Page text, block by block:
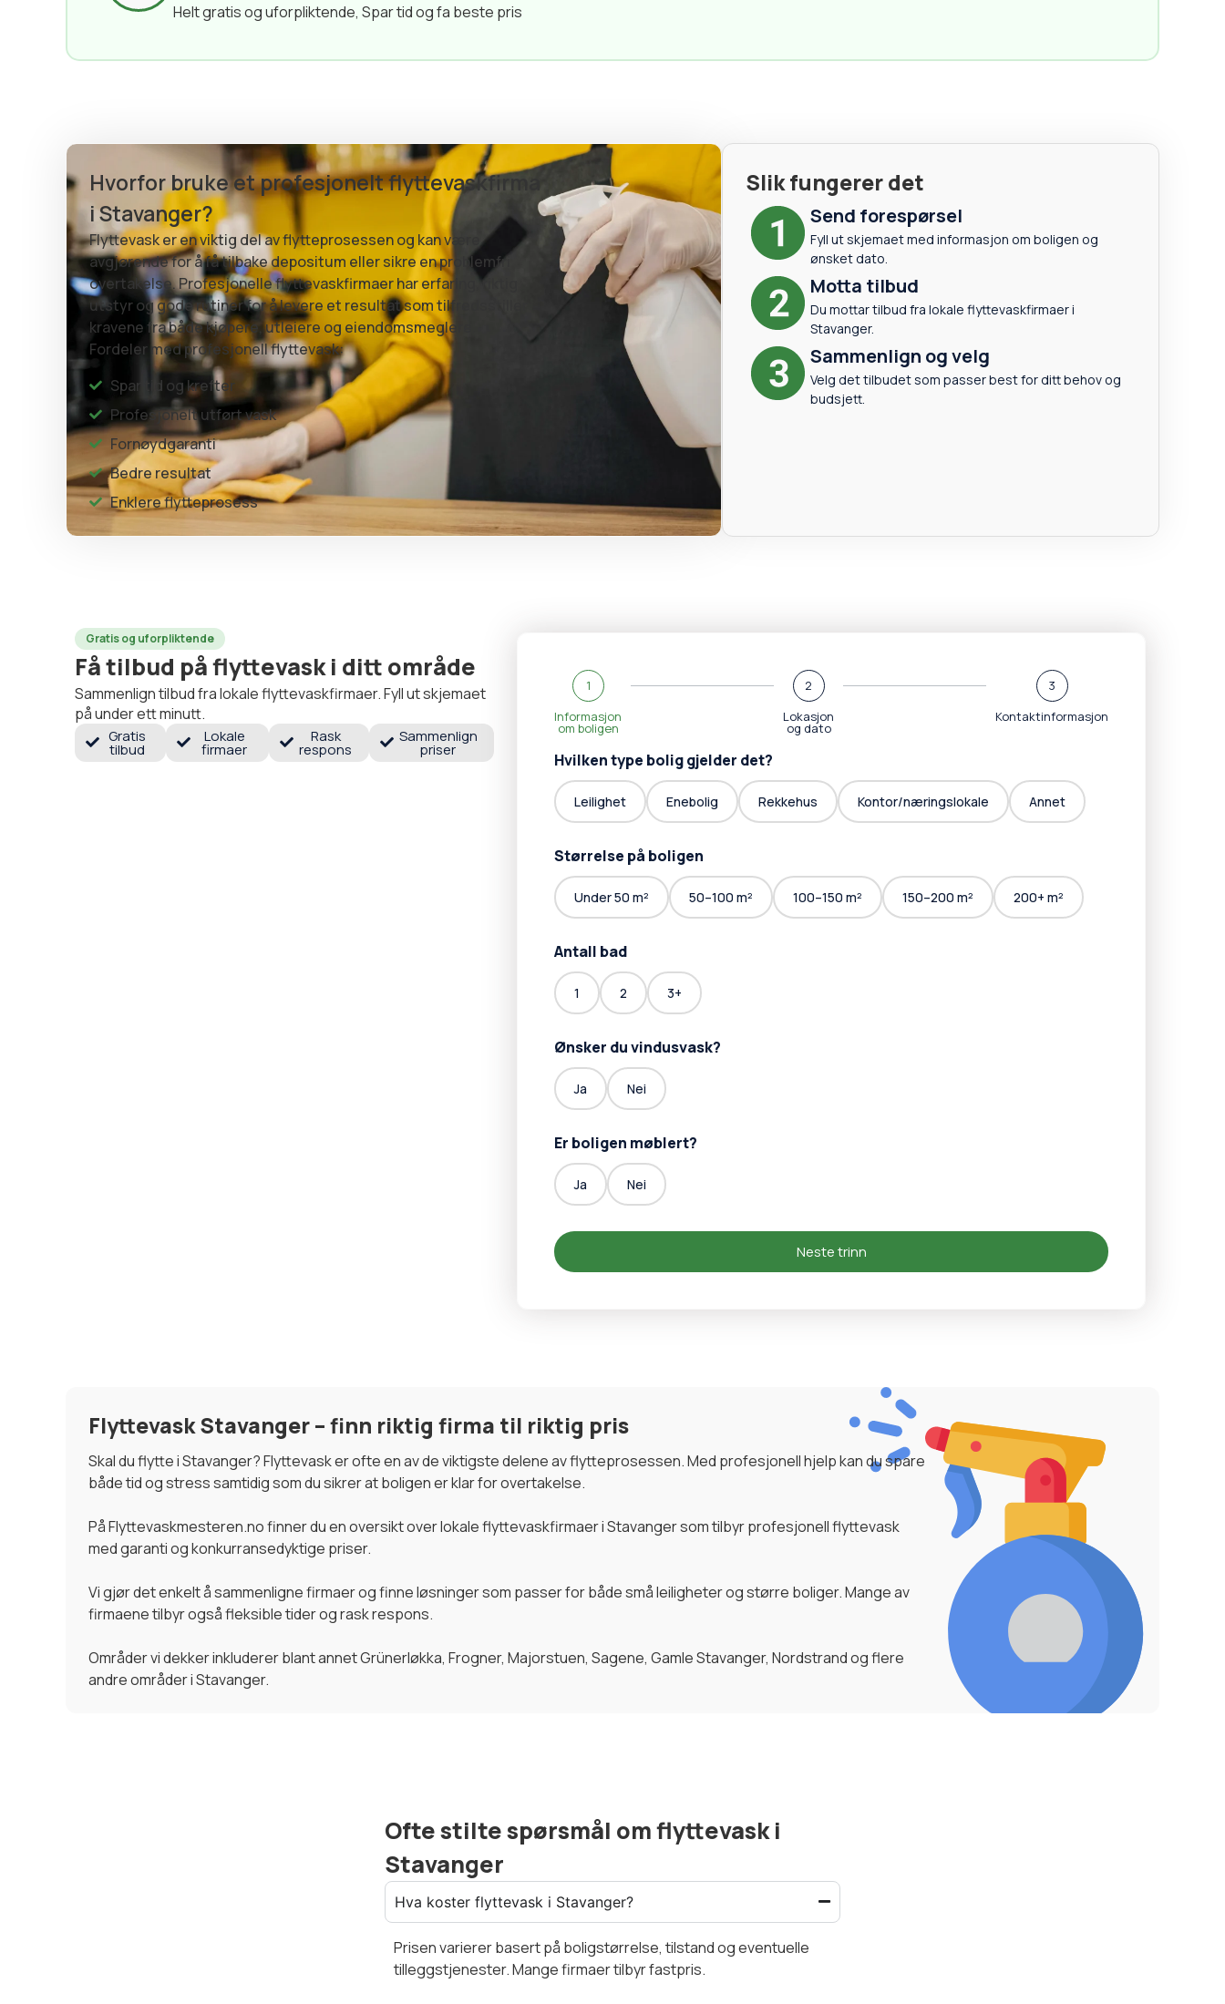
Helt gratis og uforpliktende, Spar tid og fa beste pris
Hvorfor bruke et profesjonelt flyttevaskfirma
i Stavanger?
Flyttevask er en viktig del av flytteprosessen og kan være
avgjørende for å få tilbake depositum eller sikre en problemfri
overtakelse. Profesjonelle flyttevaskfirmaer har erfaring, riktig
utstyr og gode rutiner for å levere et resultat som tilfredsstiller
kravene fra både kjøpere, utleiere og eiendomsmeglere.
Fordeler med profesjonell flyttevask:
Spar tid og krefter
Profesjonelt utført vask
Fornøydgaranti
Bedre resultat
Enklere flytteprosess
Slik fungerer det
Send forespørsel
Fyll ut skjemaet med informasjon om boligen og
ønsket dato.
Motta tilbud
Du mottar tilbud fra lokale flyttevaskfirmaer i
Stavanger.
Sammenlign og velg
Velg det tilbudet som passer best for ditt behov og
budsjett.
Gratis og uforpliktende
Få tilbud på flyttevask i ditt område
Sammenlign tilbud fra lokale flyttevaskfirmaer. Fyll ut skjemaet
på under ett minutt.
Gratis
tilbud
Lokale
firmaer
Rask
respons
Sammenlign
priser
1
Informasjon
om boligen
2
Lokasjon
og dato
3
Kontaktinformasjon
Hvilken type bolig gjelder det?
Leilighet Enebolig Rekkehus Kontor/næringslokale Annet
Størrelse på boligen
Under 50 m² 50–100 m² 100–150 m² 150–200 m² 200+ m²
Antall bad
1 2 3+
Ønsker du vindusvask?
Ja Nei
Er boligen møblert?
Ja Nei
Neste trinn
Flyttevask Stavanger – finn riktig firma til riktig pris
Skal du flytte i Stavanger? Flyttevask er ofte en av de viktigste delene av flytteprosessen. Med profesjonell hjelp kan du spare
både tid og stress samtidig som du sikrer at boligen er klar for overtakelse.
På Flyttevaskmesteren.no finner du en oversikt over lokale flyttevaskfirmaer i Stavanger som tilbyr profesjonell flyttevask
med garanti og konkurransedyktige priser.
Vi gjør det enkelt å sammenligne firmaer og finne løsninger som passer for både små leiligheter og større boliger. Mange av
firmaene tilbyr også fleksible tider og rask respons.
Områder vi dekker inkluderer blant annet Grünerløkka, Frogner, Majorstuen, Sagene, Gamle Stavanger, Nordstrand og flere
andre områder i Stavanger.
Ofte stilte spørsmål om flyttevask i
Stavanger
Hva koster flyttevask i Stavanger?
Prisen varierer basert på boligstørrelse, tilstand og eventuelle
tilleggstjenester. Mange firmaer tilbyr fastpris.